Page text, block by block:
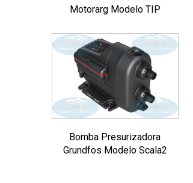
Motorarg Modelo TIP
Bomba Presurizadora
Grundfos Modelo Scala2